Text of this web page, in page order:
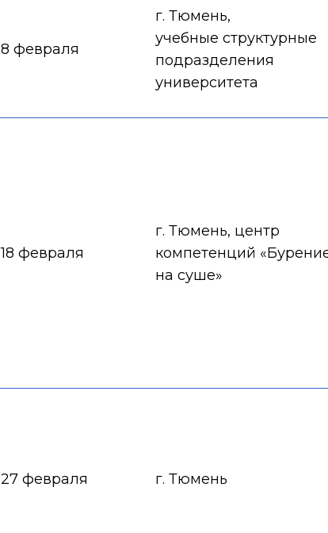
8 февраля
г. Тюмень,
учебные структурные
подразделения
университета
18 февраля
г. Тюмень, центр
компетенций
на суше»
27 февраля г. Тюмень